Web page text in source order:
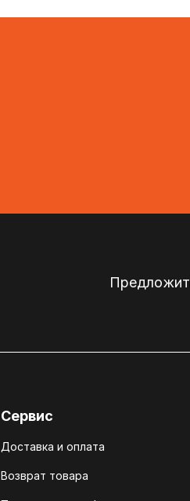
Сервис
Доставка и оплата
Возврат товара